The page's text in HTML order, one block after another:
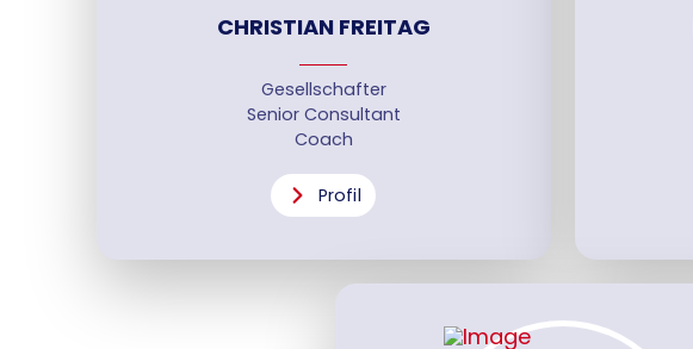
CHRISTIAN FREITAG
Gesellschafter
Senior Consultant
Coach
Profil